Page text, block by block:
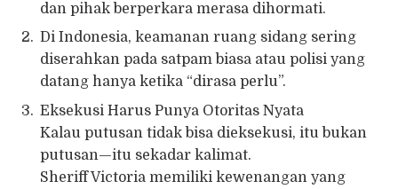
dan pihak berperkara merasa dihormati.
Di Indonesia, keamanan ruang sidang sering
diserahkan pada satpam biasa atau polisi yang
datang hanya ketika “dirasa perlu”.
Eksekusi Harus Punya Otoritas Nyata
Kalau putusan tidak bisa dieksekusi, itu bukan
putusan—itu sekadar kalimat.
Sheriff Victoria memiliki kewenangan yang